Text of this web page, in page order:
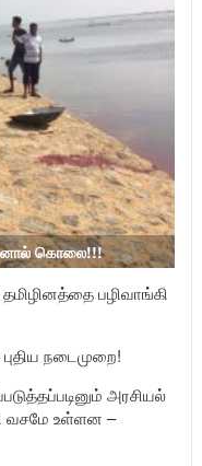
கொலை!!!
பழிவாங்கி
நடைமுறை!
அரசியல்
வசமே உள்ளன –